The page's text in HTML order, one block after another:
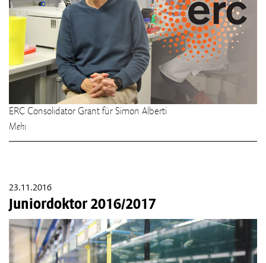
ERC Consolidator Grant für Simon Alberti
Mehr
23.11.2016
Juniordoktor 2016/2017